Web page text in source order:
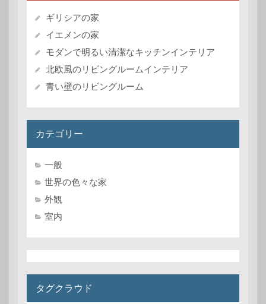
ン
ギリシアの家
イエメンの家
モダンで明るい清潔なキッチンインテリア
北欧風のリビングルームインテリア
青い壁のリビングルーム
カテゴリー
一般
世界の色々な家
外観
室内
タグクラウド